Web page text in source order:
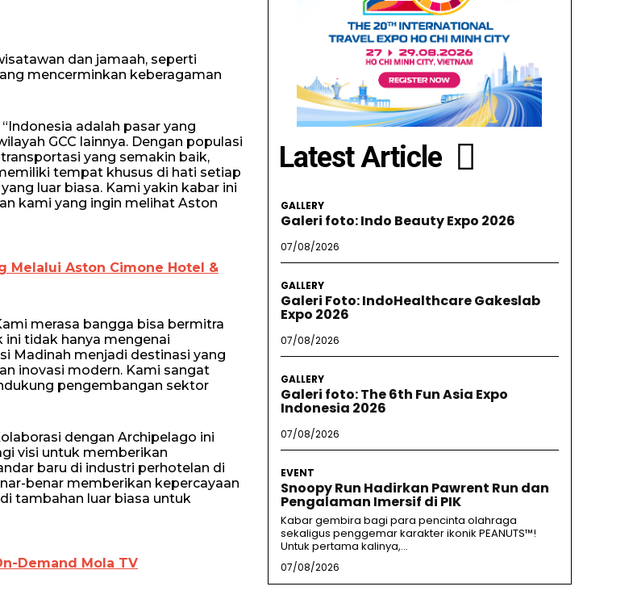
dan jamaah, seperti
mencerminkan keberagaman
adalah pasar yang
GCC lainnya. Dengan populasi
yang semakin baik,
tempat khusus di hati setiap
luar biasa. Kami yakin kabar ini
kami yang ingin melihat Aston
Melalui Aston Cimone Hotel &
merasa bangga bisa bermitra
ini tidak hanya mengenai
Madinah menjadi destinasi yang
inovasi modern. Kami sangat
pengembangan sektor
dengan Archipelago ini
visi untuk memberikan
baru di industri perhotelan di
benar memberikan kepercayaan
tambahan luar biasa untuk
Demand Mola TV
Latest Article
GALLERY
Galeri foto: Indo Beauty Expo 2026
07/08/2026
GALLERY
Galeri Foto: IndoHealthcare Gakeslab
Expo 2026
07/08/2026
GALLERY
Galeri foto: The 6th Fun Asia Expo
Indonesia 2026
07/08/2026
EVENT
Snoopy Run Hadirkan Pawrent Run dan
Pengalaman Imersif di PIK
Kabar gembira bagi para pencinta olahraga
sekaligus penggemar karakter ikonik PEANUTS™!
Untuk pertama kalinya,...
07/08/2026